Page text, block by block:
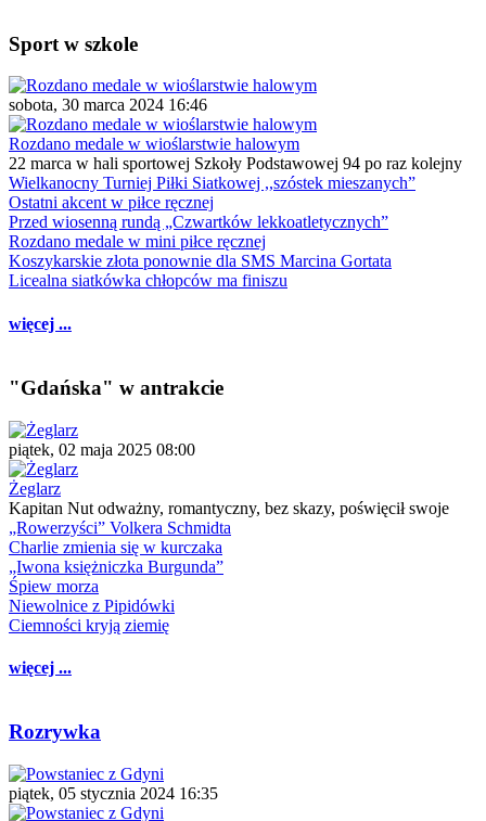
Sport w szkole
sobota, 30 marca 2024 16:46
Rozdano medale w wioślarstwie halowym
22 marca w hali sportowej Szkoły Podstawowej 94 po raz kolejny
Wielkanocny Turniej Piłki Siatkowej ,,szóstek mieszanych”
Ostatni akcent w piłce ręcznej
Przed wiosenną rundą „Czwartków lekkoatletycznych”
Rozdano medale w mini piłce ręcznej
Koszykarskie złota ponownie dla SMS Marcina Gortata
Licealna siatkówka chłopców ma finiszu
więcej ...
"Gdańska" w antrakcie
piątek, 02 maja 2025 08:00
Żeglarz
Kapitan Nut odważny, romantyczny, bez skazy, poświęcił swoje
„Rowerzyści” Volkera Schmidta
Charlie zmienia się w kurczaka
„Iwona księżniczka Burgunda”
Śpiew morza
Niewolnice z Pipidówki
Ciemności kryją ziemię
więcej ...
Rozrywka
piątek, 05 stycznia 2024 16:35